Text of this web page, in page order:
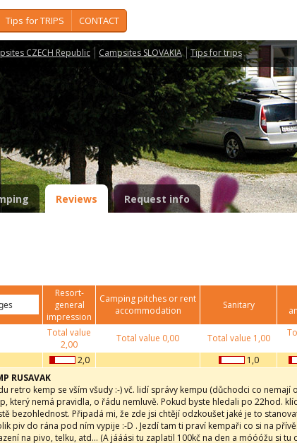
Tips for TRIPS CONTACT
CZECH Republic Campsites SLOVAKIA Tips for trips
Reviews Request info
Resort-
general
impression
Camping pitches or rent
accommodation
Sanitary
Total value
2,00
Total value 0,00 Total value 1,00
2,0 1,0
RUSAVAK
retro kemp se vším všudy :-) vč. lidí správy kempu (důchodci co nemají
který nemá pravidla, o řádu nemluvě. Pokud byste hledali po 22hod.
bezohlednost. Připadá mi, že zde jsi chtějí odzkoušet jaké je to
piv do rána pod ním vypije :-D . Jezdí tam ti praví kempaři co si na
na pivo, telku, atd... (A jááási tu zaplatil 100kč na den a móóóžu si tu